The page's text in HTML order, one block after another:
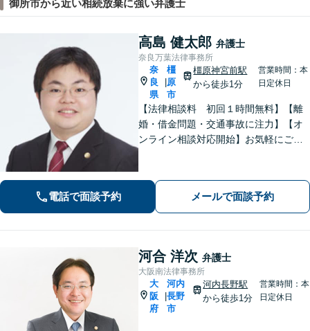
御所市から近い相続放棄に強い弁護士
高島 健太郎 弁護士
奈良万葉法律事務所
奈
良
県
橿
原
市
橿原神宮前駅
から徒歩1分
営業時間：本
日定休日
【法律相談料 初回１時間無料】【離
婚・借金問題・交通事故に注力】【オ
ンライン相談対応開始】お気軽にご相
ます。【土日・夜間相談に対応】
電話で面談予約 メールで面談予約
河合 洋次 弁護士
大阪南法律事務所
大
阪
府
河内
長野
市
河内長野駅
から徒歩1分
営業時間：本
日定休日